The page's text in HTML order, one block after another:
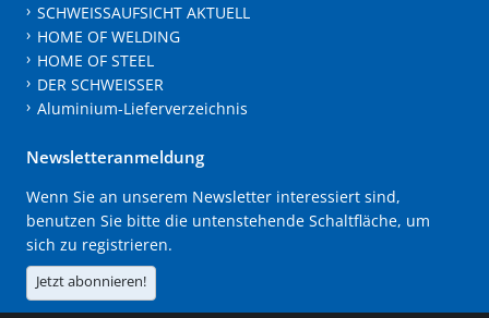
SCHWEISSAUFSICHT AKTUELL
HOME OF WELDING
HOME OF STEEL
DER SCHWEISSER
Aluminium-Lieferverzeichnis
Newsletteranmeldung
Wenn Sie an unserem Newsletter interessiert sind,
benutzen Sie bitte die untenstehende Schaltfläche, um
sich zu registrieren.
Jetzt abonnieren!